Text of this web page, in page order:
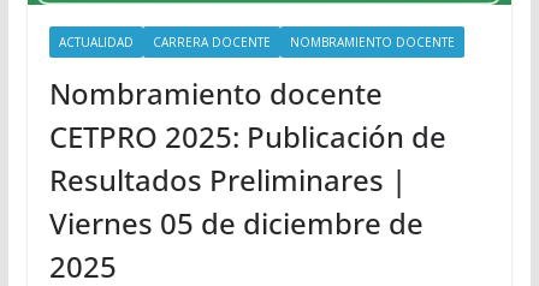
ACTUALIDAD CARRERA DOCENTE NOMBRAMIENTO DOCENTE
Nombramiento docente
CETPRO 2025: Publicación de
Resultados Preliminares |
Viernes 05 de diciembre de
2025